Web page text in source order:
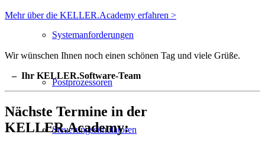
Systemanforderungen
Postprozessoren
Steuerungssimulatoren
Mehr über die KELLER.Academy erfahren >
Wir wünschen Ihnen noch einen schönen Tag und viele Grüße.
– Ihr KELLER.Software-Team
Nächste Termine in der
KELLER.Academy: